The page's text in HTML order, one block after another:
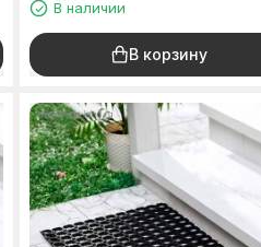
В наличии
В корзину